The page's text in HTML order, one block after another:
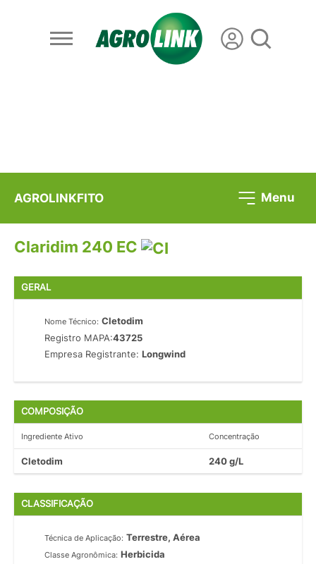
AGROLINKFITO Menu
Claridim 240 EC
GERAL
Nome Técnico: Cletodim
Registro MAPA:43725
Empresa Registrante:Longwind
COMPOSIÇÃO
Ingrediente Ativo Concentração
Cletodim 240 g/L
CLASSIFICAÇÃO
Técnica de Aplicação: Terrestre, Aérea
Classe Agronômica: Herbicida